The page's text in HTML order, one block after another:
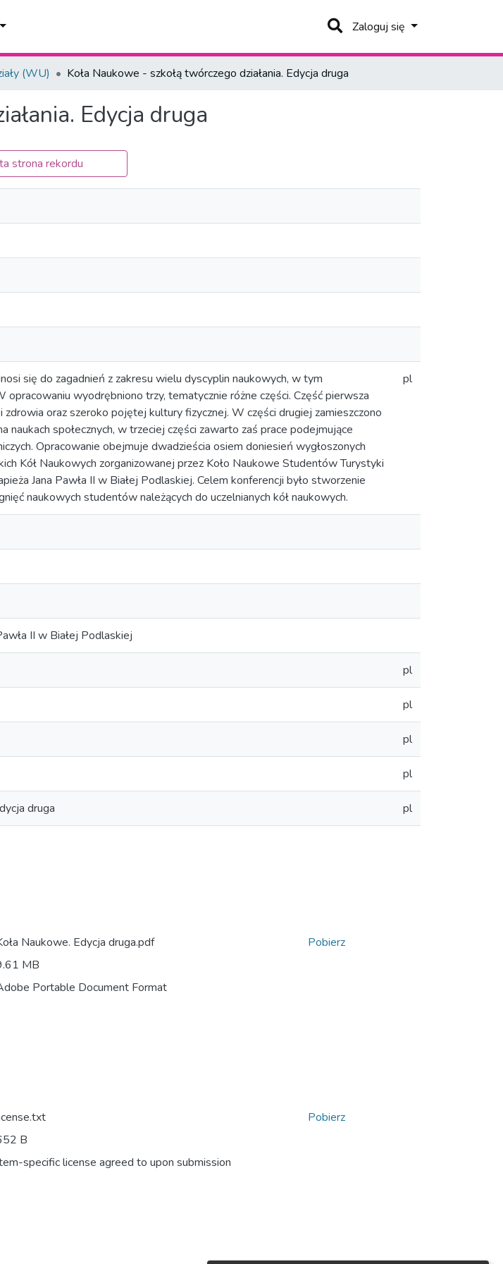
Zaloguj się
(WU) Koła Naukowe - szkołą twórczego działania. Edycja druga
Edycja druga
strona rekordu
się do zagadnień z zakresu wielu dyscyplin naukowych, w tym
opracowaniu wyodrębniono trzy, tematycznie różne części. Część pierwsza
oraz szeroko pojętej kultury fizycznej. W części drugiej zamieszczono
społecznych, w trzeciej części zawarto zaś prace podejmujące
Opracowanie obejmuje dwadzieścia osiem doniesień wygłoszonych
Kół Naukowych zorganizowanej przez Koło Naukowe Studentów Turystyki
Jana Pawła II w Białej Podlaskiej. Celem konferencji było stworzenie
naukowych studentów należących do uczelnianych kół naukowych.
pl
II w Białej Podlaskiej
pl
pl
pl
pl
druga pl
Naukowe. Edycja druga.pdf
MB
Portable Document Format
Pobierz
B
specific license agreed to upon submission
Pobierz